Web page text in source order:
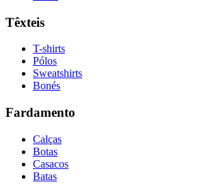
Têxteis
T-shirts
Pólos
Sweatshirts
Bonés
Fardamento
Calças
Botas
Casacos
Batas